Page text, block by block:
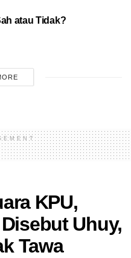
atau Tidak?
KPU,
Uhuy,
Tawa